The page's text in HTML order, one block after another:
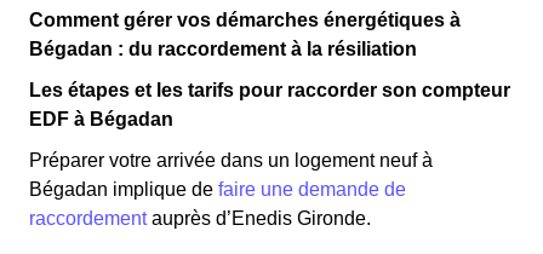
Comment gérer vos démarches énergétiques à
Bégadan : du raccordement à la résiliation
Les étapes et les tarifs pour raccorder son compteur
EDF à Bégadan
Préparer votre arrivée dans un logement neuf à
Bégadan implique de faire une demande de
raccordementauprès d’Enedis Gironde.